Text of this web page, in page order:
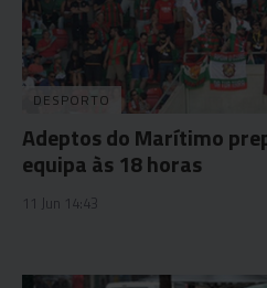
DESPORTO
Adeptos do Marítimo
equipa às 18 horas
11 Jun 14:43